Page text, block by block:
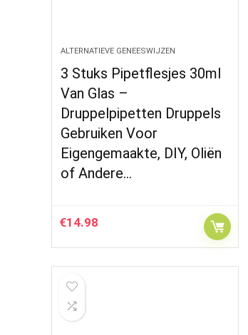
ALTERNATIEVE GENEESWIJZEN
3 Stuks Pipetflesjes 30ml
Van Glas –
Druppelpipetten Druppels
Gebruiken Voor
Eigengemaakte, DIY, Oliën
of Andere…
€14.98